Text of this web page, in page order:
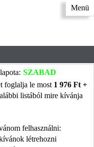
Menü
SZABAD
foglalja le most 1 976 Ft +
listából mire kívánja
felhasználni:
létrehozni